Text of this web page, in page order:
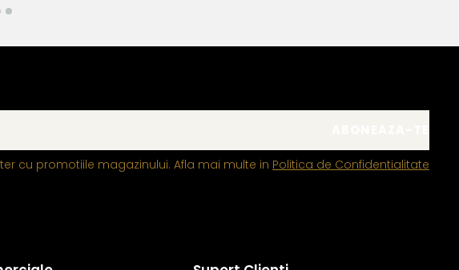
cu promotiile magazinului. Afla mai multe in Politica de Confidentialitate